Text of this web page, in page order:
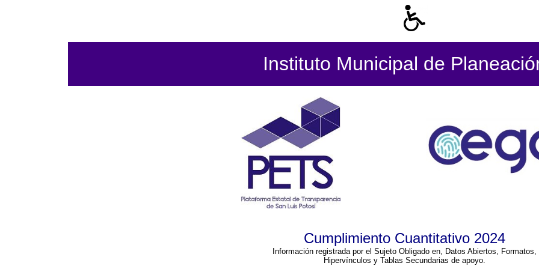
Instituto Municipal de
Cumplimiento Cuantitativo 2024
Información registrada por el Sujeto Obligado en, Datos Abiertos, Formatos,
Hipervínculos y Tablas Secundarias de apoyo.